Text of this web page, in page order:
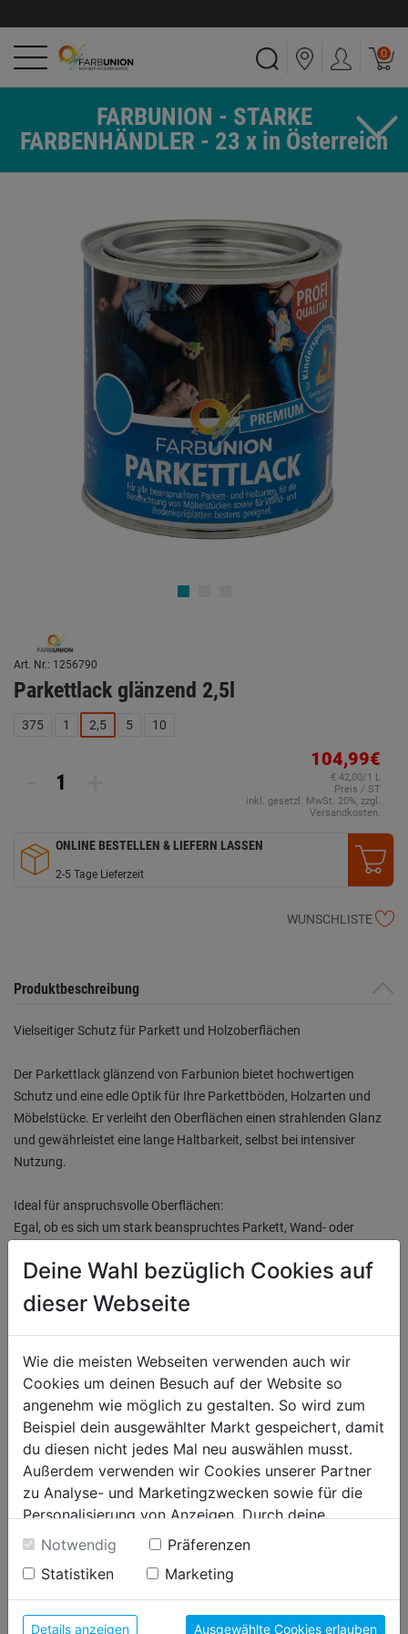
0
FARBUNION - STARKE
FARBENHÄNDLER - 23 x in Österreich
Art. Nr.: 1256790
Parkettlack glänzend 2,5l
375 1 2,5 5 10
104,99€
€ 42,00/1 L
Preis / ST
inkl. gesetzl. MwSt. 20%, zzgl.
Versandkosten.
ONLINE BESTELLEN & LIEFERN LASSEN
2-5 Tage Lieferzeit
WUNSCHLISTE
Produktbeschreibung
Vielseitiger Schutz für Parkett und Holzoberflächen
Der Parkettlack glänzend von Farbunion bietet hochwertigen
Schutz und eine edle Optik für Ihre Parkettböden, Holzarten und
Möbelstücke. Er verleiht den Oberflächen einen strahlenden Glanz
und gewährleistet eine lange Haltbarkeit, selbst bei intensiver
Nutzung.
Ideal für anspruchsvolle Oberflächen:
Egal, ob es sich um stark beanspruchtes Parkett, Wand- oder
dem Auftragen auf neuen Böden empfiehlt es sich, eine
Parkettgrundierung zu verwenden. Der Lack lässt sich mühelos mit
Pinsel, Roller oder Spritzpistole auftragen.
- Glänzende und langlebige Oberfläche
- Einfach aufzutragen mit Pinsel, Roller oder Spritzpistole
- Geeignet für Parkett, Holzarten und Korkplatten
- Empfohlene Grundierung für neue Böden
Technische Merkmale:
Der Lack besticht durch seine hohe Nassabriebbeständigkeit und
bietet eine hervorragende Deckkraft. Die Reichweite bei einmaligem
Deine Wahl bezüglich Cookies auf
dieser Webseite
Wie die meisten Webseiten verwenden auch wir
Cookies um deinen Besuch auf der Website so
angenehm wie möglich zu gestalten. So wird zum
Beispiel dein ausgewählter Markt gespeichert, damit
du diesen nicht jedes Mal neu auswählen musst.
Außerdem verwenden wir Cookies unserer Partner
zu Analyse- und Marketingzwecken sowie für die
Personalisierung von Anzeigen. Durch deine
Einwilligung werden die Daten von Drittanbieter,
unter anderem auch in den USA, verarbeitet.
Durch Klick auf "Alle Cookies erlauben" stimmst du
der Verwendung aller Cookies zu. Unter "Details
anzeigen" findest du alle Infos zu den
Notwendig
Präferenzen
Statistiken
Marketing
Details anzeigen Ausgewählte Cookies erlauben